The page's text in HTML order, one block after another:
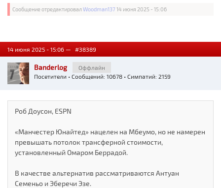
Сообщение отредактировалWoodman137 14 июня 2025 - 15:06
14 июня 2025 - 15:06 — #38389
Banderlog
Оффлайн
Посетители • Сообщений: 10678 • Симпатий: 2159
Роб Доусон, ESPN
«Манчестер Юнайтед» нацелен на Мбеумо, но не намерен
превышать потолок трансферной стоимости,
установленный Омаром Беррадой.
В качестве альтернатив рассматриваются Антуан
Семеньо и Эберечи Эзе.